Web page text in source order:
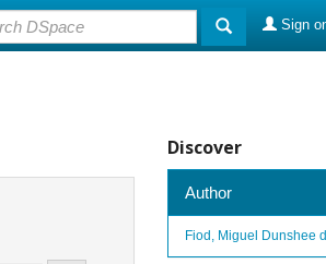
Sign
Discover
Author
Fiod, Miguel Dunshee